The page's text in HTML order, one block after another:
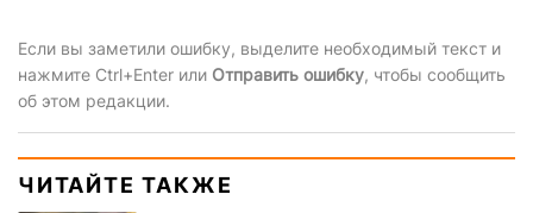
Если вы заметили ошибку, выделите необходимый текст и
нажмите Ctrl+Enter или Отправить ошибку, чтобы сообщить
об этом редакции.
ЧИТАЙТЕ ТАКЖЕ